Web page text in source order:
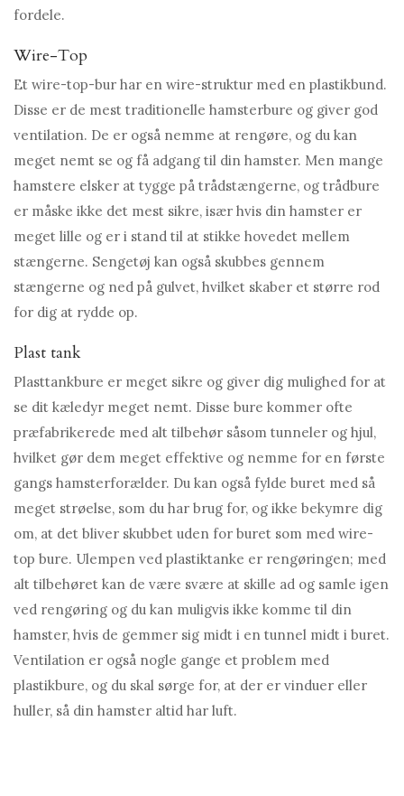
fordele.
Wire-Top
Et wire-top-bur har en wire-struktur med en plastikbund.
Disse er de mest traditionelle hamsterbure og giver god
ventilation. De er også nemme at rengøre, og du kan
meget nemt se og få adgang til din hamster. Men mange
hamstere elsker at tygge på trådstængerne, og trådbure
er måske ikke det mest sikre, især hvis din hamster er
meget lille og er i stand til at stikke hovedet mellem
stængerne. Sengetøj kan også skubbes gennem
stængerne og ned på gulvet, hvilket skaber et større rod
for dig at rydde op.
Plast tank
Plasttankbure er meget sikre og giver dig mulighed for at
se dit kæledyr meget nemt. Disse bure kommer ofte
præfabrikerede med alt tilbehør såsom tunneler og hjul,
hvilket gør dem meget effektive og nemme for en første
gangs hamsterforælder. Du kan også fylde buret med så
meget strøelse, som du har brug for, og ikke bekymre dig
om, at det bliver skubbet uden for buret som med wire-
top bure. Ulempen ved plastiktanke er rengøringen; med
alt tilbehøret kan de være svære at skille ad og samle igen
ved rengøring og du kan muligvis ikke komme til din
hamster, hvis de gemmer sig midt i en tunnel midt i buret.
Ventilation er også nogle gange et problem med
plastikbure, og du skal sørge for, at der er vinduer eller
huller, så din hamster altid har luft.